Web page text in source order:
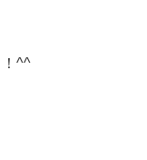
！^^